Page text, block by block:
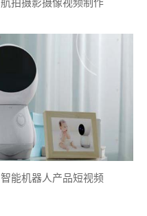
航拍摄影摄像视频制作
智能机器人产品短视频